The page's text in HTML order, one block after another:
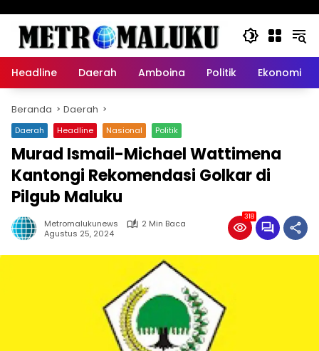
Headline Daerah Amboina Politik Ekonomi
Beranda Daerah
Daerah Headline Nasional Politik
Murad Ismail-Michael Wattimena
Kantongi Rekomendasi Golkar di
Pilgub Maluku
Metromalukunews
2 Min Baca
Agustus 25, 2024
318